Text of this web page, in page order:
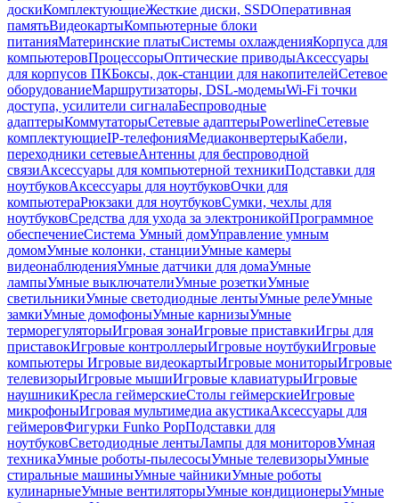
доскиКомплектующиеЖесткие диски, SSDОперативная
памятьВидеокартыКомпьютерные блоки
питанияМатеринские платыСистемы охлажденияКорпуса для
компьютеровПроцессорыОптические приводыАксессуары
для корпусов ПКБоксы, док-станции для накопителейСетевое
оборудованиеМаршрутизаторы, DSL-модемыWi-Fi точки
доступа, усилители сигналаБеспроводные
адаптерыКоммутаторыСетевые адаптерыPowerlineСетевые
комплектующиеIP-телефонияМедиаконвертерыКабели,
переходники сетевыеАнтенны для беспроводной
связиАксессуары для компьютерной техникиПодставки для
ноутбуковАксессуары для ноутбуковОчки для
компьютераРюкзаки для ноутбуковСумки, чехлы для
ноутбуковСредства для ухода за электроникойПрограммное
обеспечениеСистема Умный домУправление умным
домомУмные колонки, станцииУмные камеры
видеонаблюденияУмные датчики для домаУмные
лампыУмные выключателиУмные розеткиУмные
светильникиУмные светодиодные лентыУмные релеУмные
замкиУмные домофоныУмные карнизыУмные
терморегуляторыИгровая зонаИгровые приставкиИгры для
приставокИгровые контроллерыИгровые ноутбукиИгровые
компьютеры Игровые видеокартыИгровые мониторыИгровые
телевизорыИгровые мышиИгровые клавиатурыИгровые
наушникиКресла геймерскиеСтолы геймерскиеИгровые
микрофоныИгровая мультимедиа акустикаАксессуары для
геймеровФигурки Funko PopПодставки для
ноутбуковСветодиодные лентыЛампы для мониторовУмная
техникаУмные роботы-пылесосыУмные телевизорыУмные
стиральные машиныУмные чайникиУмные роботы
кулинарныеУмные вентиляторыУмные кондиционерыУмные